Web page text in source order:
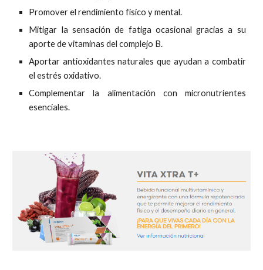
Promoverel rendimiento físico y mental.
Mitigar la sensación de fatiga ocasional gracias a su
aporte de vitaminas del complejo B.
Aportar antioxidantes naturales que ayudan a combatir
el estrés oxidativo.
Complementar la alimentación con micronutrientes
esenciales.